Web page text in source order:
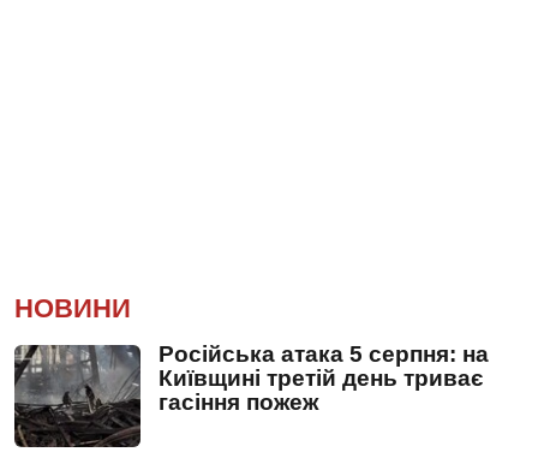
НОВИНИ
Російська атака 5 серпня: на
Київщині третій день триває
гасіння пожеж